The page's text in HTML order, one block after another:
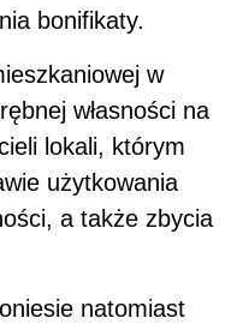
bonifikaty.
w
własności na
lokali, którym
użytkowania
a także zbycia
natomiast